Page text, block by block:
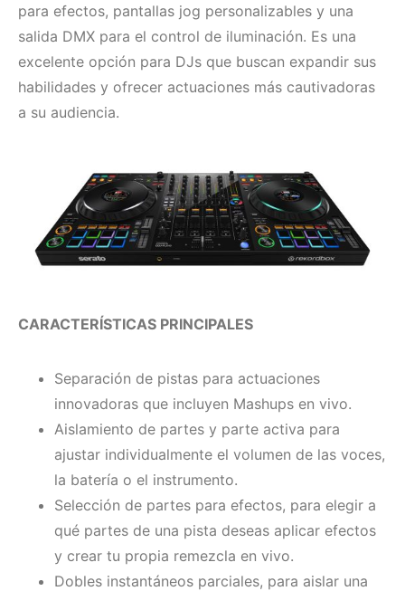
para efectos, pantallas jog personalizables y una
salida DMX para el control de iluminación. Es una
excelente opción para DJs que buscan expandir sus
habilidades y ofrecer actuaciones más cautivadoras
a su audiencia.
CARACTERÍSTICAS PRINCIPALES
Separación de pistas para actuaciones
innovadoras que incluyen Mashups en vivo.
Aislamiento de partes y parte activa para
ajustar individualmente el volumen de las voces,
la batería o el instrumento.
Selección de partes para efectos, para elegir a
qué partes de una pista deseas aplicar efectos
y crear tu propia remezcla en vivo.
Dobles instantáneos parciales, para aislar una